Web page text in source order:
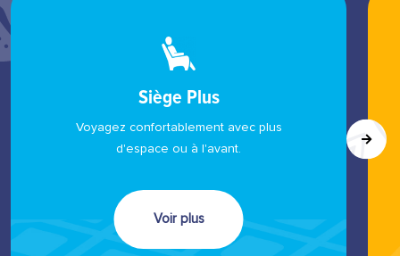
Siège Plus
Voyagez confortablement avec plus
d'espace ou à l'avant.
Voir plus